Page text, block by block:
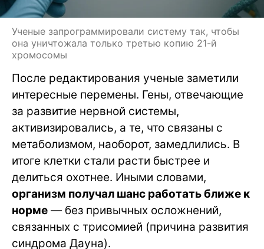
Ученые запрограммировали систему так, чтобы
она уничтожала только третью копию 21-й
хромосомы
После редактирования ученые заметили
интересные перемены. Гены, отвечающие
за развитие нервной системы,
активизировались, а те, что связаны с
метаболизмом, наоборот, замедлились. В
итоге клетки стали расти быстрее и
делиться охотнее. Иными словами,
организм получал шанс работать ближе к
норме — без привычных осложнений,
связанных с трисомией (причина развития
синдрома Дауна).